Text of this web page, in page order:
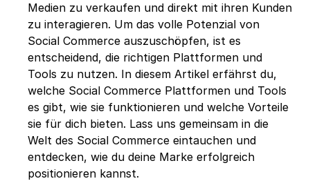
Medien zu verkaufen und direkt mit ihren Kunden
zu interagieren. Um das volle Potenzial von
Social Commerce auszuschöpfen, ist es
entscheidend, die richtigen Plattformen und
Tools zu nutzen. In diesem Artikel erfährst du,
welche Social Commerce Plattformen und Tools
es gibt, wie sie funktionieren und welche Vorteile
sie für dich bieten. Lass uns gemeinsam in die
Welt des Social Commerce eintauchen und
entdecken, wie du deine Marke erfolgreich
positionieren kannst.